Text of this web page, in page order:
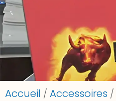
Accueil / Accessoires /